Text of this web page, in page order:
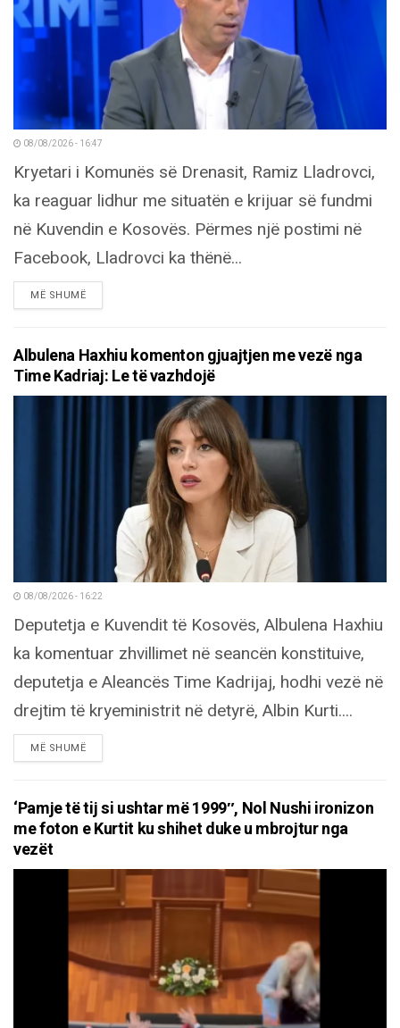
08/08/2026 - 16:47
Kryetari i Komunës së Drenasit, Ramiz Lladrovci,
ka reaguar lidhur me situatën e krijuar së fundmi
në Kuvendin e Kosovës. Përmes një postimi në
Facebook, Lladrovci ka thënë...
MË SHUMËDETAILS
Albulena Haxhiu komenton gjuajtjen me vezë nga
Time Kadriaj: Le të vazhdojë
08/08/2026 - 16:22
Deputetja e Kuvendit të Kosovës, Albulena Haxhiu
ka komentuar zhvillimet në seancën konstituive,
deputetja e Aleancës Time Kadrijaj, hodhi vezë në
drejtim të kryeministrit në detyrë, Albin Kurti....
MË SHUMËDETAILS
‘Pamje të tij si ushtar më 1999″, Nol Nushi ironizon
me foton e Kurtit ku shihet duke u mbrojtur nga
vezët